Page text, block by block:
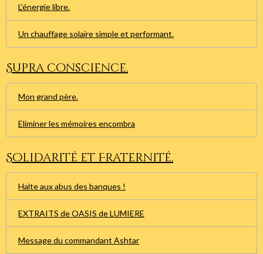
L'énergie libre.
Un chauffage solaire simple et performant.
Supra conscience.
Mon grand père.
Eliminer les mémoires encombra
Solidarité et Fraternité.
Halte aux abus des banques !
EXTRAITS de OASIS de LUMIERE
Message du commandant Ashtar